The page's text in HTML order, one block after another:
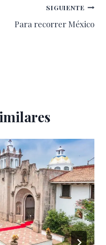
SIGUIENTE
Para recorrer México